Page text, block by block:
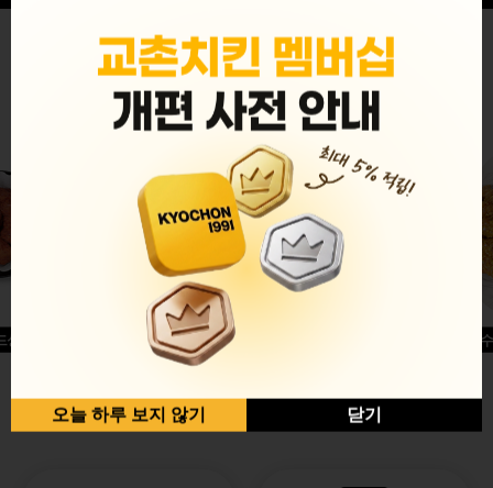
MENU
글윙
반반순살[레드+허니]
허니옥
오늘 하루 보지 않기 닫기